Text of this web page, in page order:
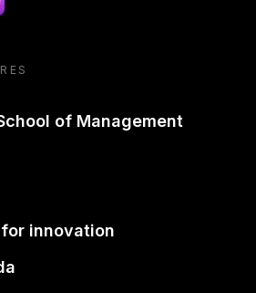
of Management
innovation